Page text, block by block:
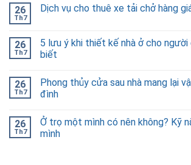
26
Th7
Dịch vụ cho thuê xe tải chở hàng
26
Th7
5 lưu ý khi thiết kế nhà ở cho người
biết
26
Th7
Phong thủy cửa sau nhà mang lại
đình
26
Th7
Ở trọ một mình có nên không? Kỹ
mình